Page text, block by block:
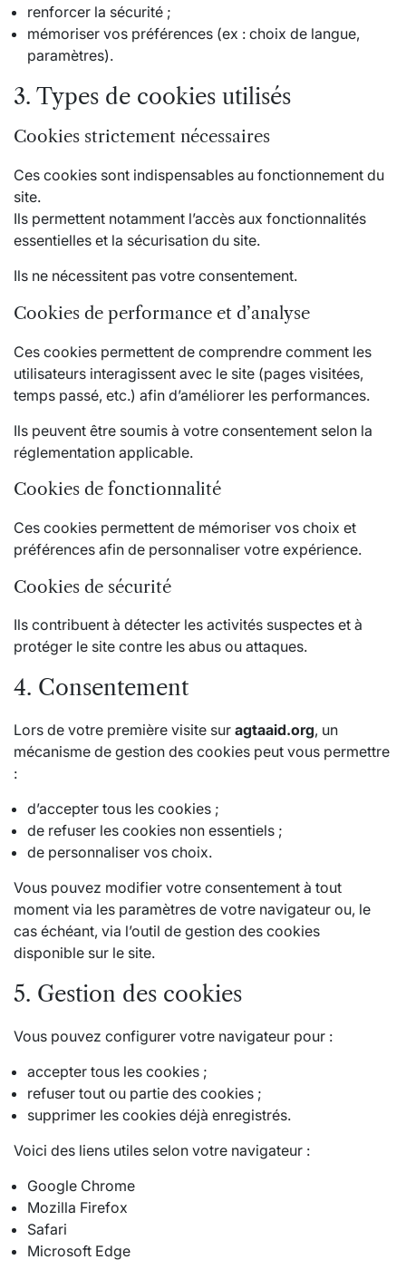
renforcer la sécurité ;
mémoriser vos préférences (ex : choix de langue,
paramètres).
3. Types de cookies utilisés
Cookies strictement nécessaires
Ces cookies sont indispensables au fonctionnement du
site.
Ils permettent notamment l’accès aux fonctionnalités
essentielles et la sécurisation du site.
Ils ne nécessitent pas votre consentement.
Cookies de performance et d’analyse
Ces cookies permettent de comprendre comment les
utilisateurs interagissent avec le site (pages visitées,
temps passé, etc.) afin d’améliorer les performances.
Ils peuvent être soumis à votre consentement selon la
réglementation applicable.
Cookies de fonctionnalité
Ces cookies permettent de mémoriser vos choix et
préférences afin de personnaliser votre expérience.
Cookies de sécurité
Ils contribuent à détecter les activités suspectes et à
protéger le site contre les abus ou attaques.
4. Consentement
Lors de votre première visite sur agtaaid.org, un
mécanisme de gestion des cookies peut vous permettre
:
d’accepter tous les cookies ;
de refuser les cookies non essentiels ;
de personnaliser vos choix.
Vous pouvez modifier votre consentement à tout
moment via les paramètres de votre navigateur ou, le
cas échéant, via l’outil de gestion des cookies
disponible sur le site.
5. Gestion des cookies
Vous pouvez configurer votre navigateur pour :
accepter tous les cookies ;
refuser tout ou partie des cookies ;
supprimer les cookies déjà enregistrés.
Voici des liens utiles selon votre navigateur :
Google Chrome
Mozilla Firefox
Safari
Microsoft Edge